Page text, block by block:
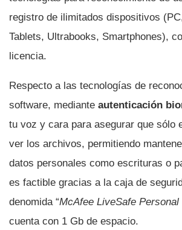
registro de ilimitados dispositivos
Tablets, Ultrabooks, Smartphones),
licencia.
Respecto a las tecnologí­as de
software, mediante autenticación
tu voz y cara para asegurar que sólo
ver los archivos, permitiendo
datos personales como escrituras o
es factible gracias a la caja de
denomida “McAfee LiveSafe Personal
cuenta con 1 Gb de espacio.